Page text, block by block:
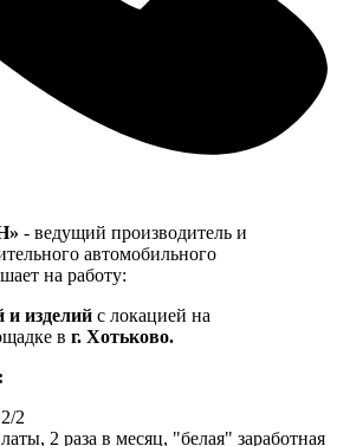
- ведущий производитель и
автомобильного
на работу:
изделий с локацией на
в г. Хотьково.
2
2 раза в месяц, "белая" заработная